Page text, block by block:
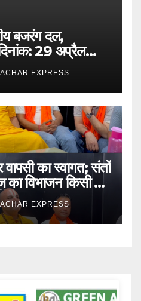
बजरंग दल,
दिनांक: 29 अप्रैल
EXPRESS
का स्वागत; संतों
विभाजन किसी भी
EXPRESS